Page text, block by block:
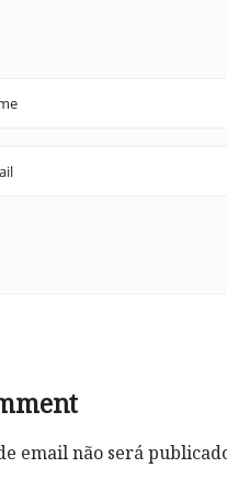
email não será